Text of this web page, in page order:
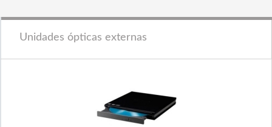
Unidades ópticas externas